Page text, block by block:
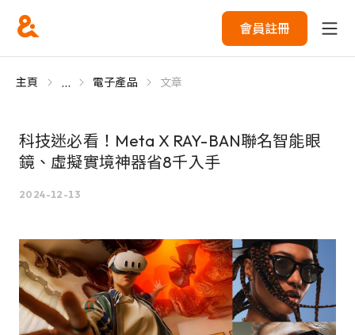
會員註冊
主頁 ... 電子產品 文章
科技迷必看！Meta X RAY-BAN聯名智能眼
鏡、虛擬實境神器省8千入手
2024-12-13